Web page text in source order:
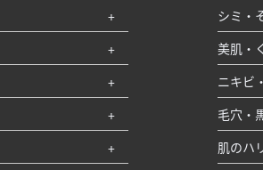
シミ・
美肌・
ニキビ
毛穴・
肌のハ